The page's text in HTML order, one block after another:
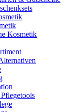
Kosmetik